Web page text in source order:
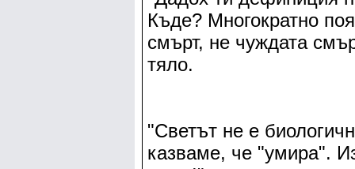
Къде? Многократно
смърт, не чуждата
тяло.
"Светът не е
казваме, че "умира".